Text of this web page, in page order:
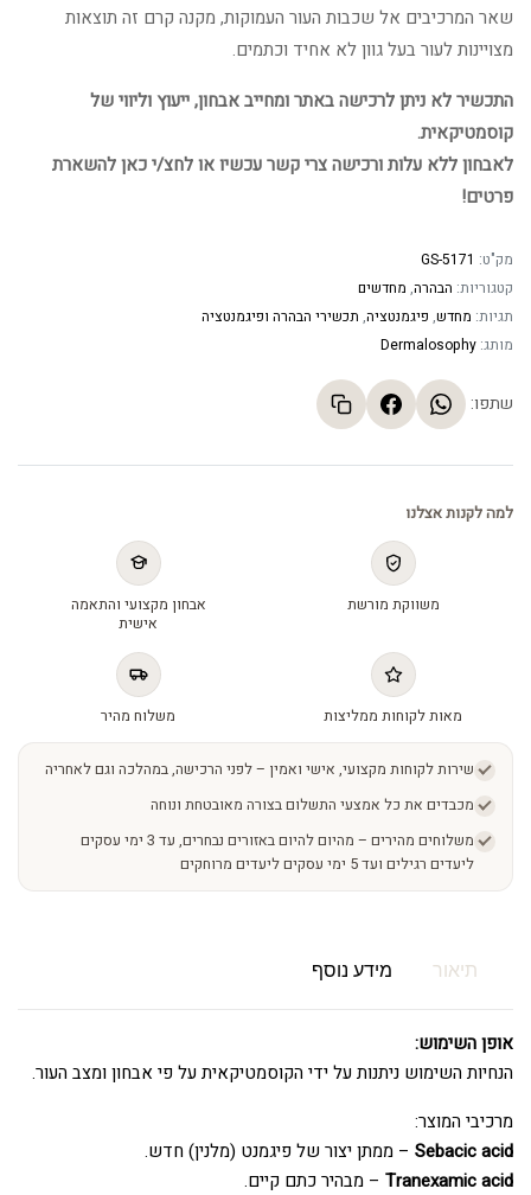
שאר המרכיבים אל שכבות העור העמוקות, מקנה קרם זה תוצאות
מצויינות לעור בעל גוון לא אחיד וכתמים.
התכשיר לא ניתן לרכישה באתר ומחייב אבחון, ייעוץ וליווי של
קוסמטיקאית.
לאבחון ללא עלות ורכישה צרי קשר עכשיו או לחצ/י כאן להשארת
פרטים!
מק"ט: GS-5171
קטגוריות: הבהרה, מחדשים
תגיות: מחדש, פיגמנטציה, תכשירי הבהרה ופיגמנטציה
מותג: Dermalosophy
שתפו:
למה לקנות אצלנו
משווקת מורשת
אבחון מקצועי והתאמה
אישית
מאות לקוחות ממליצות משלוח מהיר
שירות לקוחות מקצועי, אישי ואמין – לפני הרכישה, במהלכה וגם לאחריה
מכבדים את כל אמצעי התשלום בצורה מאובטחת ונוחה
משלוחים מהירים – מהיום להיום באזורים נבחרים, עד 3 ימי עסקים
ליעדים רגילים ועד 5 ימי עסקים ליעדים מרוחקים
תיאור מידע נוסף
אופן השימוש:
הנחיות השימוש ניתנות על ידי הקוסמטיקאית על פי אבחון ומצב העור.
מרכיבי המוצר:
Sebacic acid – ממתן יצור של פיגמנט (מלנין) חדש.
Tranexamic acid – מבהיר כתם קיים.